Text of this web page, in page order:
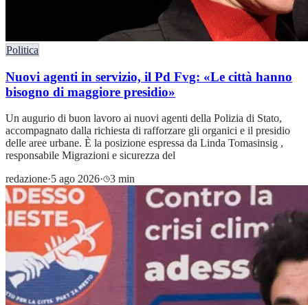
Politica
Nuovi agenti in servizio, il Pd Fvg: «Le città hanno
bisogno di maggiore presidio»
Un augurio di buon lavoro ai nuovi agenti della Polizia di Stato,
accompagnato dalla richiesta di rafforzare gli organici e il presidio
delle aree urbane. È la posizione espressa da Linda Tomasinsig ,
responsabile Migrazioni e sicurezza del
redazione·5 ago 2026· 3 min